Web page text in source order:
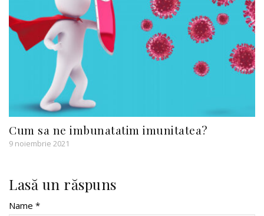
Cum sa ne imbunatatim imunitatea?
9 noiembrie 2021
Lasă un răspuns
Name *